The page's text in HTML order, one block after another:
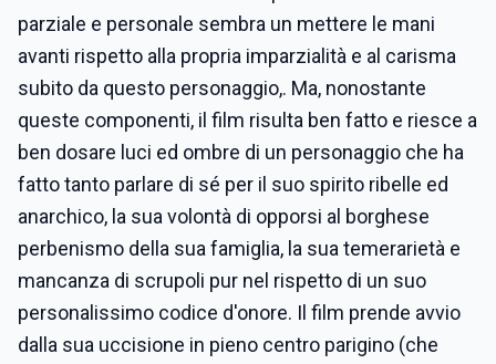
parziale e personale sembra un mettere le mani
avanti rispetto alla propria imparzialità e al carisma
subito da questo personaggio,. Ma, nonostante
queste componenti, il film risulta ben fatto e riesce a
ben dosare luci ed ombre di un personaggio che ha
fatto tanto parlare di sé per il suo spirito ribelle ed
anarchico, la sua volontà di opporsi al borghese
perbenismo della sua famiglia, la sua temerarietà e
mancanza di scrupoli pur nel rispetto di un suo
personalissimo codice d'onore. Il film prende avvio
dalla sua uccisione in pieno centro parigino (che